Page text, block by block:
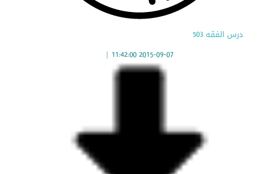
درس الفقه 503
2015-09-07 11:42:00
|